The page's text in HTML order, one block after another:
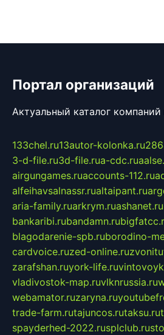
Портал организаций
Актуальный каталог
133chel.ru13autor-kolonka.ru
3-d-file.ru3d-file.rua-cdc.ru
airgungames.ruaccounts-112.ru
alfeihavsalnassr.rualtaipant.ru
aria-family.ruarkrym.ruashanet.ru
bankaribi.rubandamn.ru
blagodarenie-spb.ruborodino-
cardvoice.ruzed-online.ru
zarafshan.ruyork-life.ru
vladivostok-map.ruvlknrussia.ru
webamator.ruzaryna.ru
trade-farm.rutajuncos.rutaksu.ru
spayderhed-2022.rusplclub.ru